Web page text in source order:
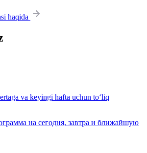
haqida
va keyingi hafta uchun to‘liq
на сегодня, завтра и ближайшую